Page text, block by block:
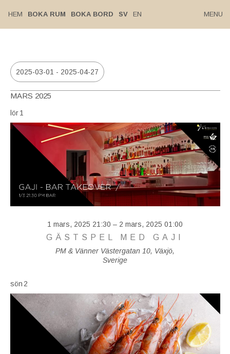
HEM BOKA RUM BOKA BORD SV EN MENU
2025-03-01 - 2025-04-27
MARS 2025
lör 1
1 mars, 2025 21:30 – 2 mars, 2025 01:00
GÄSTSPEL MED GAJI
PM & Vänner Västergatan 10, Växjö,
Sverige
sön 2